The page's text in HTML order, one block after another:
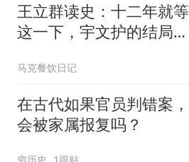
王立群读史：十二年就等
这一下，宇文护的结局你
马克餐饮日记
在古代如果官员判错案，
会被家属报复吗？